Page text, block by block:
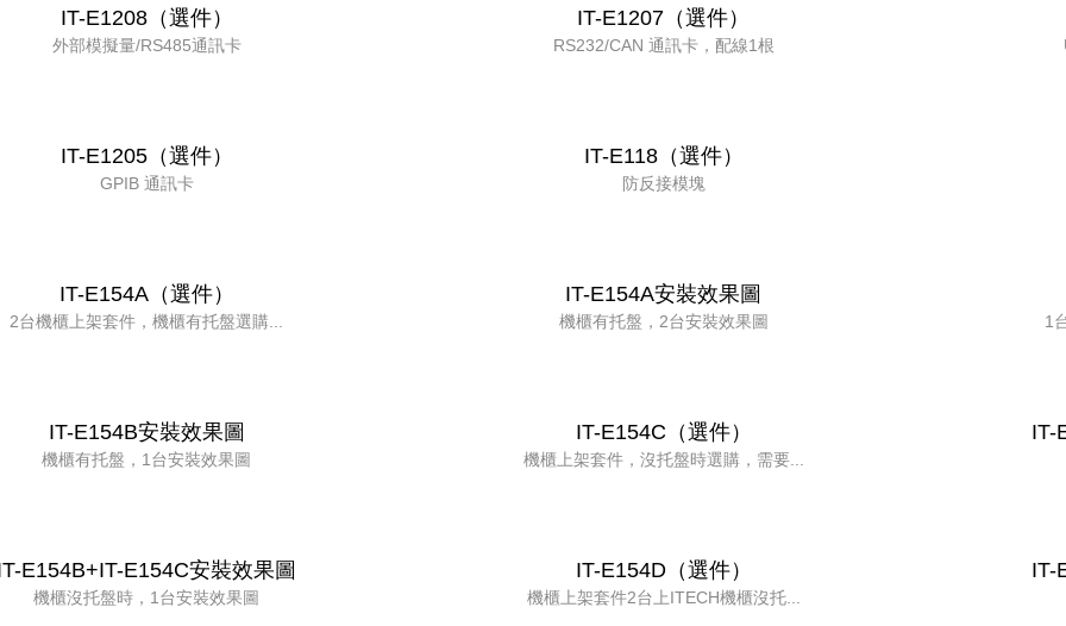
IT-E1208（選件）
外部模擬量/RS485通訊卡
IT-E1207（選件）
RS232/CAN 通訊卡，配線1根
IT-E1205（選件）
GPIB 通訊卡
IT-E118（選件）
防反接模塊
IT-E154A（選件）
2台機櫃上架套件，機櫃有托盤選購...
IT-E154A安裝效果圖
機櫃有托盤，2台安裝效果圖 1
IT-E154B安裝效果圖
機櫃有托盤，1台安裝效果圖
IT-E154C（選件）
機櫃上架套件，沒托盤時選購，需要...
IT-
E154B+IT-E154C安裝效果圖
機櫃沒托盤時，1台安裝效果圖
IT-E154D（選件）
機櫃上架套件2台上ITECH機櫃沒托...
IT-